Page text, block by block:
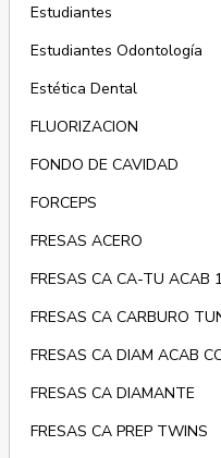
Estudiantes
Estudiantes Odontología
Estética Dental
FLUORIZACION
FONDO DE CAVIDAD
FORCEPS
FRESAS ACERO
FRESAS CA CA-TU ACAB
FRESAS CA CARBURO
FRESAS CA DIAM ACAB
FRESAS CA DIAMANTE
FRESAS CA PREP TWINS